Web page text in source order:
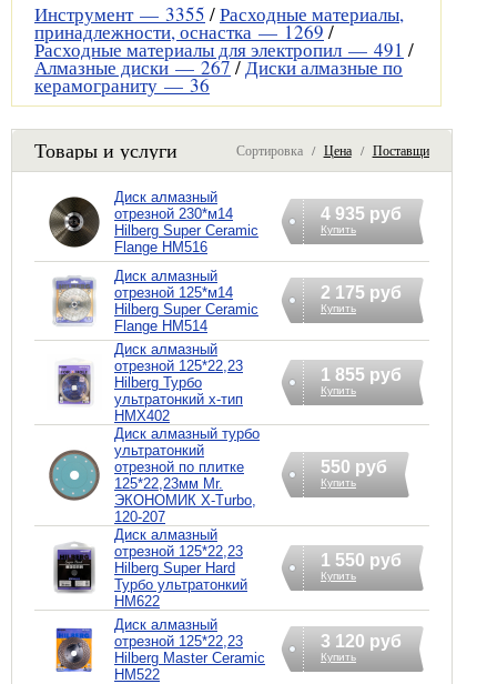
Инструмент — 3355 /Расходные материалы,
принадлежности, оснастка —1269/
Расходные материалы для электропил — 491 /
Алмазные диски —267/Диски алмазные по
керамограниту —36
Товары и услуги Сортировка / Цена/ Поставщик
Диск алмазный
отрезной 230*м14
Hilberg Super Ceramic
Flange HM516
4 935 руб
Купить
Диск алмазный
отрезной 125*м14
Hilberg Super Ceramic
Flange HM514
2 175 руб
Купить
Диск алмазный
отрезной 125*22,23
Hilberg Турбо
ультратонкий х-тип
HMX402
1 855 руб
Купить
Диск алмазный турбо
ультратонкий
отрезной по плитке
125*22,23мм Mr.
ЭКОНОМИК X-Turbo,
120-207
550 руб
Купить
Диск алмазный
отрезной 125*22,23
Hilberg Super Hard
Турбо ультратонкий
HM622
1 550 руб
Купить
Диск алмазный
отрезной 125*22,23
Hilberg Master Сeramic
HM522
3 120 руб
Купить